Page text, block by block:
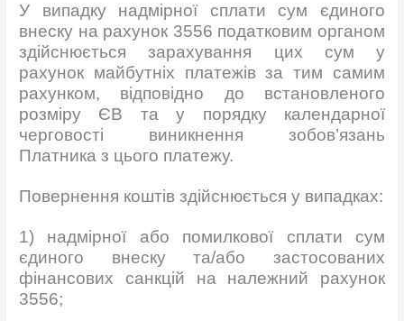
У випадку надмірної сплати сум єдиного
внеску на рахунок 3556 податковим органом
здійснюється зарахування цих сум у
рахунок майбутніх платежів за тим самим
рахунком, відповідно до встановленого
розміру ЄВ та у порядку календарної
черговості виникнення зобов’язань
Платника з цього платежу.
Повернення коштів здійснюється у випадках:
1) надмірної або помилкової сплати сум
єдиного внеску та/або застосованих
фінансових санкцій на належний рахунок
3556;